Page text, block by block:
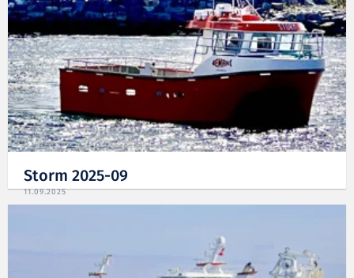
Storm 2025-09
11.09.2025